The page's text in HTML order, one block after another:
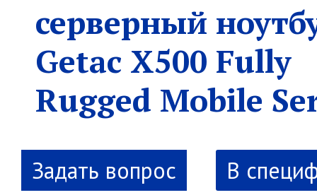
серверный
Getac X500 Fully
Rugged Mobile
В